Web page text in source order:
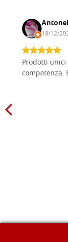
18/12/
Prodotti
competenza.